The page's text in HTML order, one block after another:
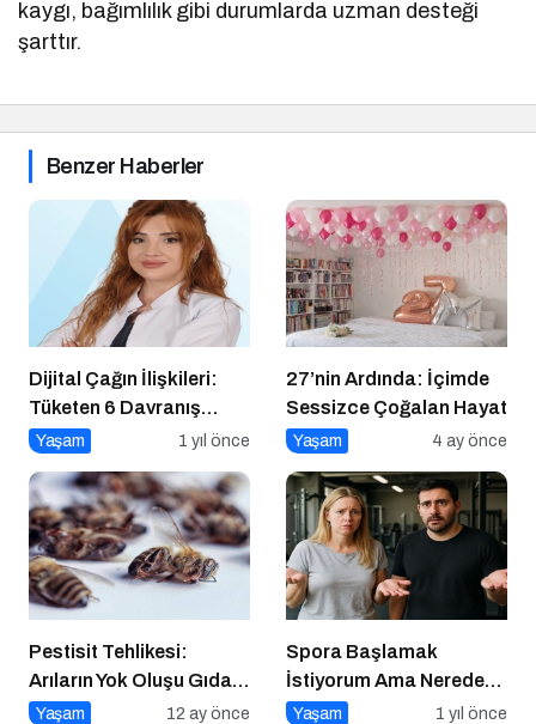
kaygı, bağımlılık gibi durumlarda uzman desteği
şarttır.
Benzer Haberler
Dijital Çağın İlişkileri:
Tüketen 6 Davranış
Biçimi
Yaşam 1 yıl önce
27’nin Ardında: İçimde
Sessizce Çoğalan Hayat
Yaşam 4 ay önce
Pestisit Tehlikesi:
Arıların Yok Oluşu Gıda
Zincirini Çökertiyor!
Yaşam 12 ay önce
Spora Başlamak
İstiyorum Ama Nereden
Başlayacağımı
Yaşam 1 yıl önce